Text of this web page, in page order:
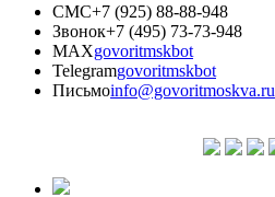
СМС+7 (925) 88-88-948
Звонок+7 (495) 73-73-948
MAXgovoritmskbot
Telegramgovoritmskbot
Письмоinfo@govoritmoskva.ru